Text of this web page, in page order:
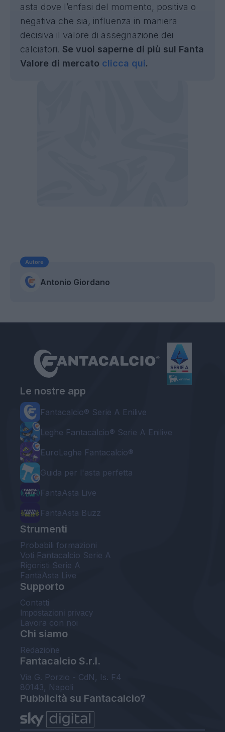
asta dove l’enfasi del momento, positiva o
negativa che sia, influenza in maniera
decisiva il valore di assegnazione dei
calciatori. Se vuoi saperne di più sul Fanta
Valore di mercato clicca qui.
Autore
Antonio Giordano
Le nostre app
Fantacalcio® Serie A Enilive
Leghe Fantacalcio® Serie A Enilive
EuroLeghe Fantacalcio®
Guida per l'asta perfetta
FantaAsta Live
FantaAsta Buzz
Strumenti
Probabili formazioni
Voti Fantacalcio Serie A
Rigoristi Serie A
FantaAsta Live
Supporto
Contatti
Impostazioni privacy
Lavora con noi
Chi siamo
Redazione
Fantacalcio S.r.l.
Via G. Porzio - CdN, Is. F4
80143, Napoli
Pubblicità su Fantacalcio?